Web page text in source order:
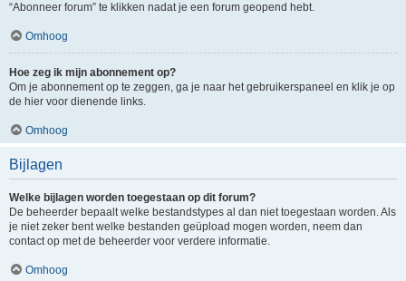
“Abonneer forum” te klikken nadat je een forum geopend hebt.
Omhoog
Hoe zeg ik mijn abonnement op?
Om je abonnement op te zeggen, ga je naar het gebruikerspaneel en klik je op
de hier voor dienende links.
Omhoog
Bijlagen
Welke bijlagen worden toegestaan op dit forum?
De beheerder bepaalt welke bestandstypes al dan niet toegestaan worden. Als
je niet zeker bent welke bestanden geüpload mogen worden, neem dan
contact op met de beheerder voor verdere informatie.
Omhoog